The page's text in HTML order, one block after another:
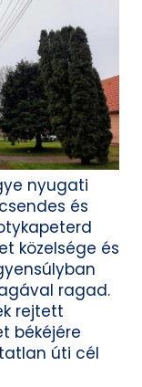
nyugati
és
közelsége és
ragad.
rejtett
békéjére
úti cél